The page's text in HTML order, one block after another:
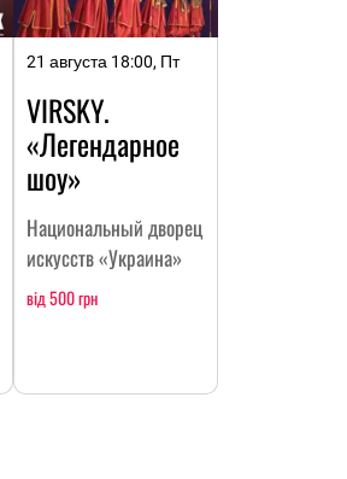
21 августа 18:00, Пт
VIRSKY.
«Легендарное
шоу»
Национальный дворец
искусств «Украина»
від 500 грн